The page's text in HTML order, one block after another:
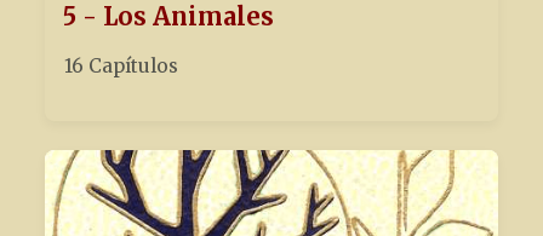
5 - Los Animales
16 Capítulos